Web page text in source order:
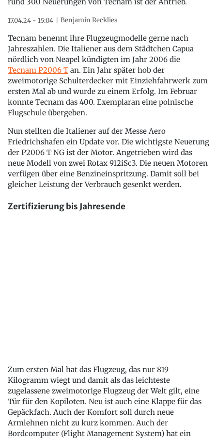
17.04.24 - 15:04 Benjamin Recklies
Tecnam benennt ihre Flugzeugmodelle gerne nach
Jahreszahlen. Die Italiener aus dem Städtchen Capua
nördlich von Neapel kündigten im Jahr 2006 die
Tecnam P2006 T an. Ein Jahr später hob der
zweimotorige Schulterdecker mit Einziehfahrwerk zum
ersten Mal ab und wurde zu einem Erfolg. Im Februar
konnte Tecnam das 400. Exemplaran eine polnische
Flugschule übergeben.
Nun stellten die Italiener auf der Messe Aero
Friedrichshafen ein Update vor. Die wichtigste Neuerung
der P2006 T NG ist der Motor. Angetrieben wird das
neue Modell von zwei Rotax 912iSc3. Die neuen Motoren
verfügen über eine Benzineinspritzung. Damit soll bei
gleicher Leistung der Verbrauch gesenkt werden.
Zertifizierung bis Jahresende
Zum ersten Mal hat das Flugzeug, das nur 819
Kilogramm wiegt und damit als das leichteste
zugelassene zweimotorige Flugzeug der Welt gilt, eine
Tür für den Kopiloten. Neu ist auch eine Klappe für das
Gepäckfach. Auch der Komfort soll durch neue
Armlehnen nicht zu kurz kommen. Auch der
Bordcomputer (Flight Management System) hat ein